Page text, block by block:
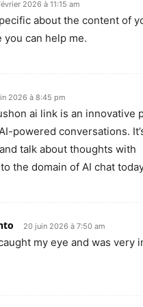
2026 à 11:15 am
about the content of
you can help me.
2026 à 8:45 pm
ai link is an innovative
powered conversations.
talk about thoughts with
the domain of AI chat
20 juin 2026 à 7:50 am
my eye and was very